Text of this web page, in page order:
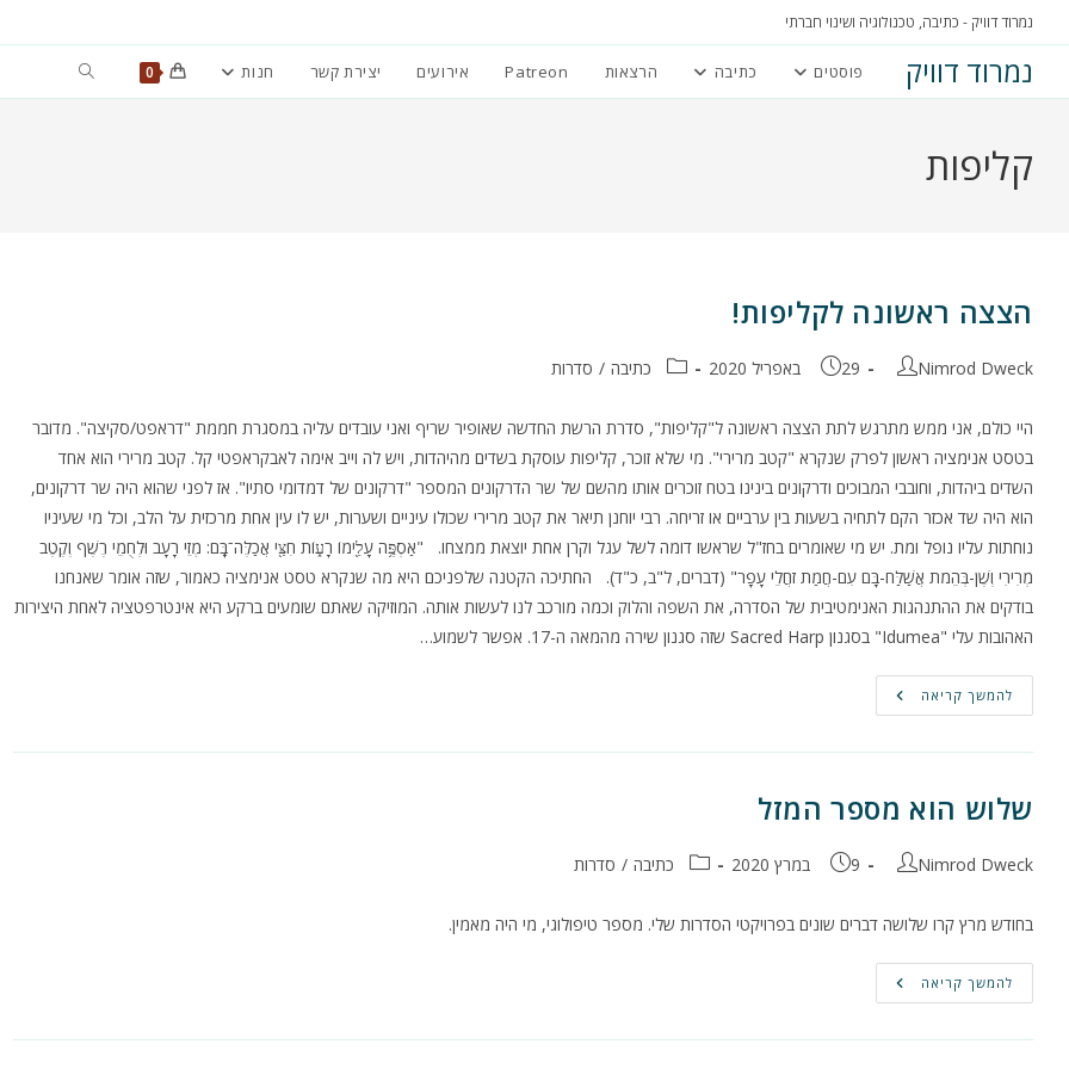
to
content
נמרוד דוויק - כתיבה, טכנולוגיה ושינוי חברתי
נמרוד דוויק פוסטים כתיבה הרצאות Patreon אירועים יצירת קשר חנות 0
Toggle
קליפות
הצצה ראשונה לקליפות!
מחבר:
Nimrod Dweck פורסם:
29 באפריל 2020 קטגוריה:כתיבה / סדרות
היי כולם, אני ממש מתרגש לתת הצצה ראשונה ל"קליפות", סדרת הרשת החדשה שאופיר שריף ואני עובדים עליה במסגרת חממת "דראפט/סקיצה". מדובר
בטסט אנימציה ראשון לפרק שנקרא "קטב מרירי". מי שלא זוכר, קליפות עוסקת בשדים מהיהדות, ויש לה וייב אימה לאבקראפטי קל. קטב מרירי הוא אחד
השדים ביהדות, וחובבי המבוכים ודרקונים בינינו בטח זוכרים אותו מהשם של שר הדרקונים המספר "דרקונים של דמדומי סתיו". אז לפני שהוא היה שר דרקונים,
הוא היה שד אכזר הקם לתחיה בשעות בין ערביים או זריחה. רבי יוחנן תיאר את קטב מרירי שכולו עיניים ושערות, יש לו עין אחת מרכזית על הלב, וכל מי שעיניו
נוחתות עליו נופל ומת. יש מי שאומרים בחז"ל שראשו דומה לשל עגל וקרן אחת יוצאת ממצחו. "אַסְפֶּ֥ה עָלֵ֖ימוֹ רָע֑וֹת חִצַּ֖י אֲכַלֶּה־בָּֽם: מְזֵי רָעָב וּלְחֻמֵי רֶשֶׁף וְקֶטֶב
מְרִירִי וְשֶׁן-בְּהֵמֹת אֲשַׁלַּח-בָּם עִם-חֲמַת זֹחֲלֵי עָפָר" (דברים, ל"ב, כ"ד). החתיכה הקטנה שלפניכם היא מה שנקרא טסט אנימציה כאמור, שזה אומר שאנחנו
בודקים את ההתנהגות האנימטיבית של הסדרה, את השפה והלוק וכמה מורכב לנו לעשות אותה. המוזיקה שאתם שומעים ברקע היא אינטרפטציה לאחת היצירות
האהובות עלי "Idumea" בסגנון Sacred Harp שזה סגנון שירה מהמאה ה-17. אפשר לשמוע…
להמשך קריאה הצצה
ראשונה
שלוש הוא מספר המזל
מחבר:
Nimrod Dweck פורסם:
9 במרץ 2020 קטגוריה:כתיבה / סדרות
בחודש מרץ קרו שלושה דברים שונים בפרויקטי הסדרות שלי. מספר טיפולוגי, מי היה מאמין.
להמשך קריאה שלוש
הוא